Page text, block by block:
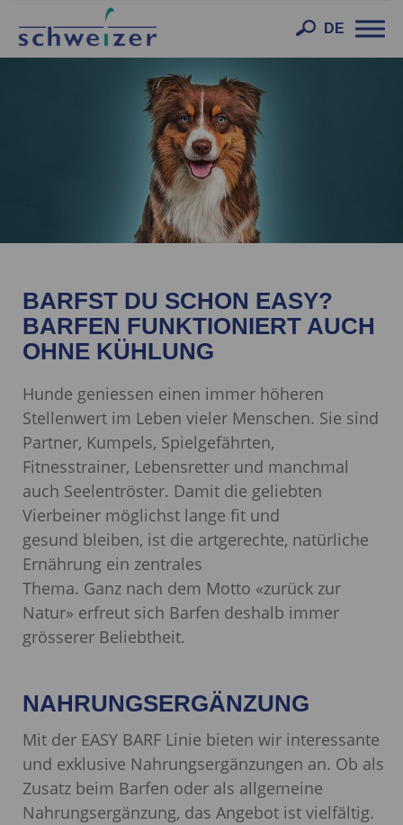
DE
BARFST DU SCHON EASY?
BARFEN FUNKTIONIERT AUCH
OHNE KÜHLUNG
Hunde geniessen einen immer höheren
Stellenwert im Leben vieler Menschen. Sie sind
Partner, Kumpels, Spielgefährten,
Fitnesstrainer, Lebensretter und manchmal
auch Seelentröster. Damit die geliebten
Vierbeiner möglichst lange fit und
gesund bleiben, ist die artgerechte, natürliche
Ernährung ein zentrales
Thema. Ganz nach dem Motto «zurück zur
Natur» erfreut sich Barfen deshalb immer
grösserer Beliebtheit.
NAHRUNGSERGÄNZUNG
Mit der EASY BARF Linie bieten wir interessante
und exklusive Nahrungsergänzungen an. Ob als
Zusatz beim Barfen oder als allgemeine
Nahrungsergänzung, das Angebot ist vielfältig.